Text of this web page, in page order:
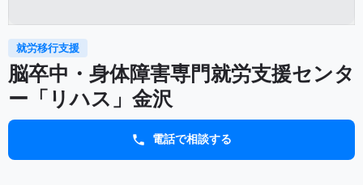
就労移行支援
脳卒中・身体障害専門就労支援センタ
ー「リハス」金沢
電話で相談する